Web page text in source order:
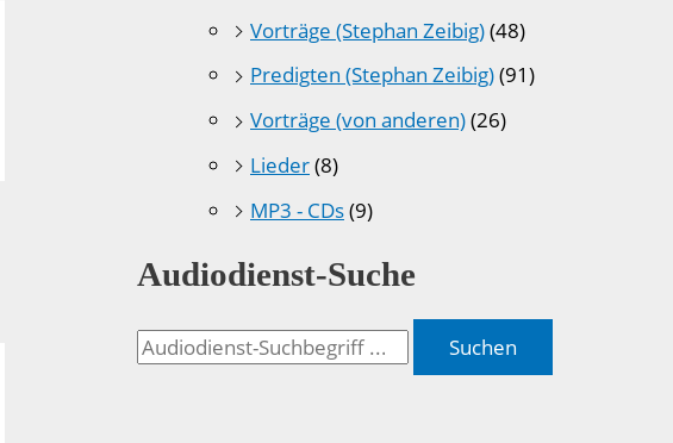
Vorträge (Stephan Zeibig)(48)
Predigten (Stephan Zeibig)(91)
Vorträge (von anderen)(26)
Lieder(8)
MP3 - CDs(9)
Audiodienst-Suche
Suchen